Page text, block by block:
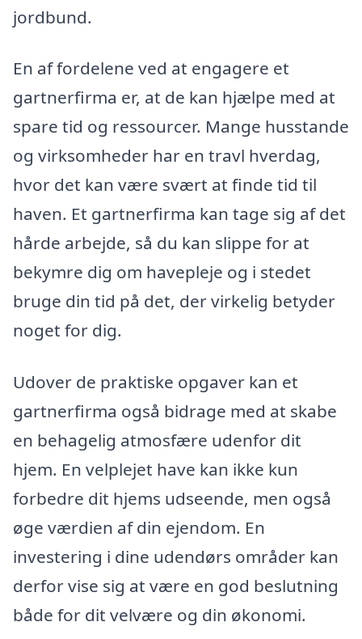
jordbund.
En af fordelene ved at engagere et
gartnerfirma er, at de kan hjælpe med at
spare tid og ressourcer. Mange husstande
og virksomheder har en travl hverdag,
hvor det kan være svært at finde tid til
haven. Et gartnerfirma kan tage sig af det
hårde arbejde, så du kan slippe for at
bekymre dig om havepleje og i stedet
bruge din tid på det, der virkelig betyder
noget for dig.
Udover de praktiske opgaver kan et
gartnerfirma også bidrage med at skabe
en behagelig atmosfære udenfor dit
hjem. En velplejet have kan ikke kun
forbedre dit hjems udseende, men også
øge værdien af din ejendom. En
investering i dine udendørs områder kan
derfor vise sig at være en god beslutning
både for dit velvære og din økonomi.